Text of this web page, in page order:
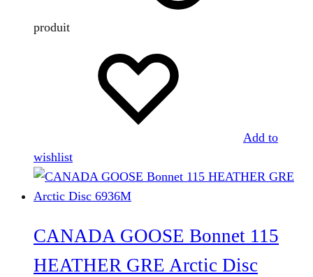
produit
Add to
wishlist
CANADA GOOSE Bonnet 115
HEATHER GRE Arctic Disc